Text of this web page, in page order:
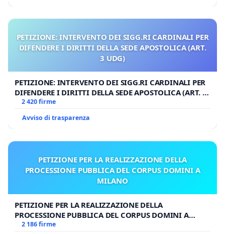
PETIZIONE: INTERVENTO DEI SIGG.RI CARDINALI PER
DIFENDERE I DIRITTI DELLA SEDE APOSTOLICA (ART.
3 UDG)
PETIZIONE: INTERVENTO DEI SIGG.RI CARDINALI PER
DIFENDERE I DIRITTI DELLA SEDE APOSTOLICA (ART. 3
UDG)
2 420 firme
Avviso di trasparenza
PETIZIONE PER LA REALIZZAZIONE DELLA
PROCESSIONE PUBBLICA DEL CORPUS DOMINI A
MILANO
PETIZIONE PER LA REALIZZAZIONE DELLA
PROCESSIONE PUBBLICA DEL CORPUS DOMINI A
MILANO
2 186 firme